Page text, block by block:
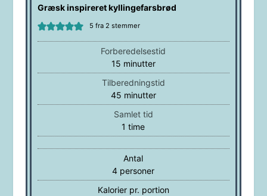
Græsk inspireret kyllingefarsbrød
5 fra 2 stemmer
Forberedelsestid
15minutter
minutter
Tilberedningstid
45minutter
minutter
Samlet tid
1 time
time
Antal
4 personer
Kalorier pr. portion